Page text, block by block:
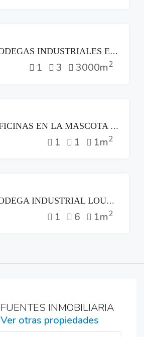
ALQUILER BODEGAS INDUSTRIALES EN SAN ANDRÉS OPICO LA LIBERTAD
1 3 3000m2
ALQUILER OFICINAS EN LA MASCOTA SAN SALVADOR
1 1 1m2
ALQUILER BODEGA INDUSTRIAL LOURDES COLON LA LIBERTAD
1 6 1m2
FUENTES INMOBILIARIA
Ver otras propiedades